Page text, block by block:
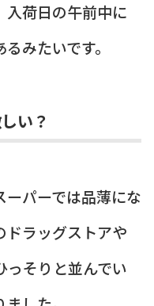
入荷日の午前中に
みたいです。
い？
パーでは品薄にな
ドラッグストアや
っそりと並んでい